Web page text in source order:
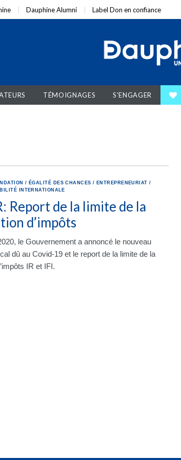
Dauphine Alumni Label Don en confiance
TÉMOIGNAGES S'ENGAGER
/ ÉGALITÉ DES CHANCES / ENTREPRENEURIAT /
INTERNATIONALE
Report de la limite de la
d’impôts
le Gouvernement a annoncé le nouveau
dû au Covid-19 et le report de la limite de la
IR et IFI.